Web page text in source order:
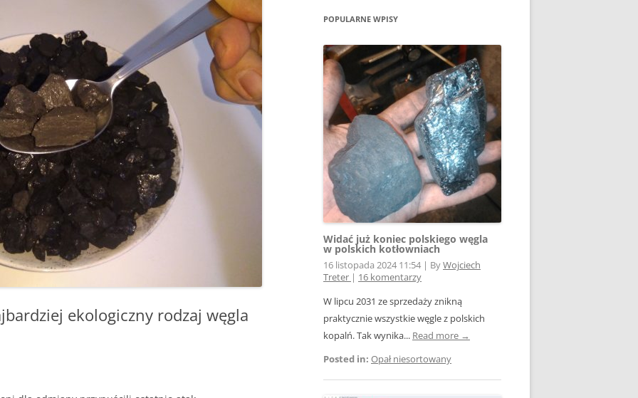
–
–
JAK
PODCZERWIENI
MIESZKAŃ
CIEPŁA POWIETRZNA
PIEC – (NIE TYLKO)
OGRZEWANIE
DOMU
CIEPŁA CZY OGRZEWANIE
DO OGRZEWANIA
KOTŁÓW ZASYPOWYCH
NA WĘGIEL I DREWNO
INSTALACJA GRAWITACYJNA –
CZY WARTO WYMIENIAĆ STARE
GRUBE RURY?
JAK CZYTAĆ REKLAMY KOTŁÓW
TANIA, DROGA, POLSKA,
UŻYWANA, PRZERABIANA –
POMPA CIEPŁA W PIĘCIU
SMAKACH
BUFOR CIEPŁA – CENTRALA
ENERGETYCZNA DOMU
CZYSZCZENIE KOMINA
FOTOWOLTAIKA – JAK
URUCHOMIĆ WŁASNĄ INSTALACJĘ
KROK PO KROKU
PROBLEMY WE WSPÓŁPRACY
FOTOWOLTAIKI Z SIECIĄ
PRĄD STAŁY W FOTOWOLTAICE –
SZCZEGÓŁ W KTÓRYM TKWI
NOWE ZASADY ROZLICZENIA
FOTOWOLTAIKI – JAK ŻYĆ?
RENOWACJA STAREGO KOMINA
EKONOMICZNE OGRZEWANIE
GAZEM
JAK NAPRAWIĆ WENTYLACJĘ W
DOMU
INSTALACJA GRZEWCZA – JAK
EKOGROSZEK
JAK PALIĆ W PIECU KAFLOWYM
JAK PALIĆ W KOMINKU
ROZPALANIE OD GÓRY –
INSTRUKCJA KROK PO KROKU
ROZPALANIE OD GÓRY – PYTANIA
JAK POZBYĆ SIĘ SMOŁY I SADZY
POŻAR KOMINA – UNIKAJ GO JAK
KOROZJA NISKOTEMPERATUROWA
ULOTKI I PLAKATY
O PALENIU BEZ DYMU W MEDIACH
ekologiczny rodzaj węgla
POPULARNE WPISY
Widać już koniec polskiego węgla
w polskich kotłowniach
16 listopada 2024 11:54 | ByWojciech
Treter | 16 komentarzy
W lipcu 2031 ze sprzedaży znikną
praktycznie wszystkie węgle z polskich
kopalń. Tak wynika... Read more →
Posted in: Opał niesortowany